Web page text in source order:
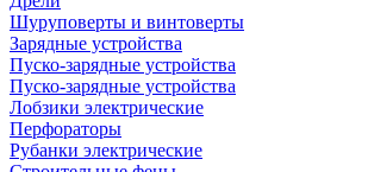
Шуруповерты и винтоверты
Зарядные устройства
Пуско-зарядные устройства
Пуско-зарядные устройства
Лобзики электрические
Перфораторы
Рубанки электрические